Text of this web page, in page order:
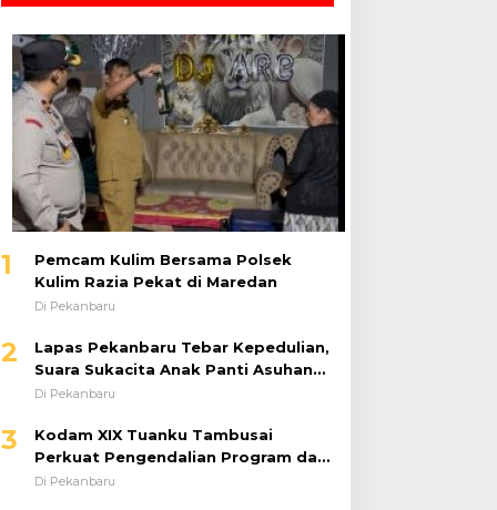
1
Pemcam Kulim Bersama Polsek
Kulim Razia Pekat di Maredan
Di Pekanbaru
2
Lapas Pekanbaru Tebar Kepedulian,
Suara Sukacita Anak Panti Asuhan
Kemuliaan Iringi Bantuan Sosial
Di Pekanbaru
3
Kodam XIX Tuanku Tambusai
Perkuat Pengendalian Program dan
Implementasi Doktrin TNI AD
Di Pekanbaru